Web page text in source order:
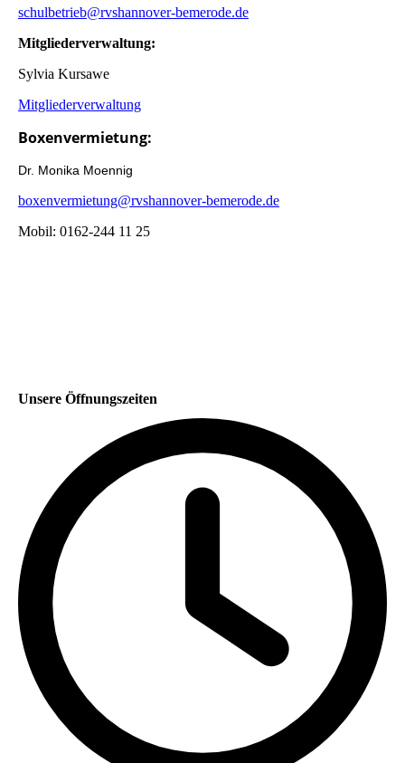
schulbetrieb@rvshannover-bemerode.de
Mitgliederverwaltung:
Sylvia Kursawe
Mitgliederverwaltung
Boxenvermietung:
Dr. Monika Moennig
boxenvermietung@rvshannover-bemerode.de
Mobil: 0162-244 11 25
Unsere Öffnungszeiten